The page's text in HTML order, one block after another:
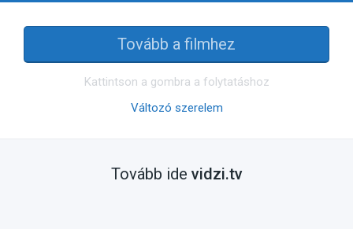
Tovább a filmhez
Kattintson a gombra a folytatáshoz
Változó szerelem
Tovább ide vidzi.tv